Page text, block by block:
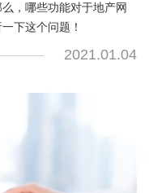
，哪些功能对于地产网
下这个问题！
2021.01.04